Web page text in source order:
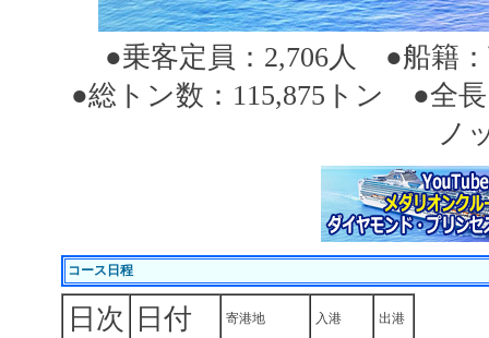
●乗客定員：2,706人 ●船籍
●総トン数：115,875トン ●全
ノ
コース日程
日次 日付 寄港地 入港 出港